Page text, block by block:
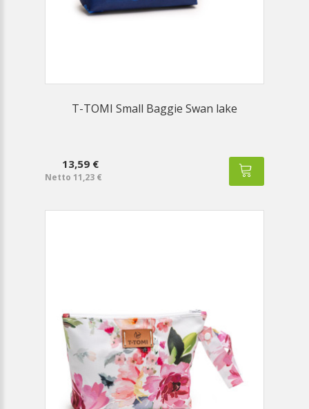
T-TOMI Small Baggie Swan lake
13,59 €
Netto 11,23 €